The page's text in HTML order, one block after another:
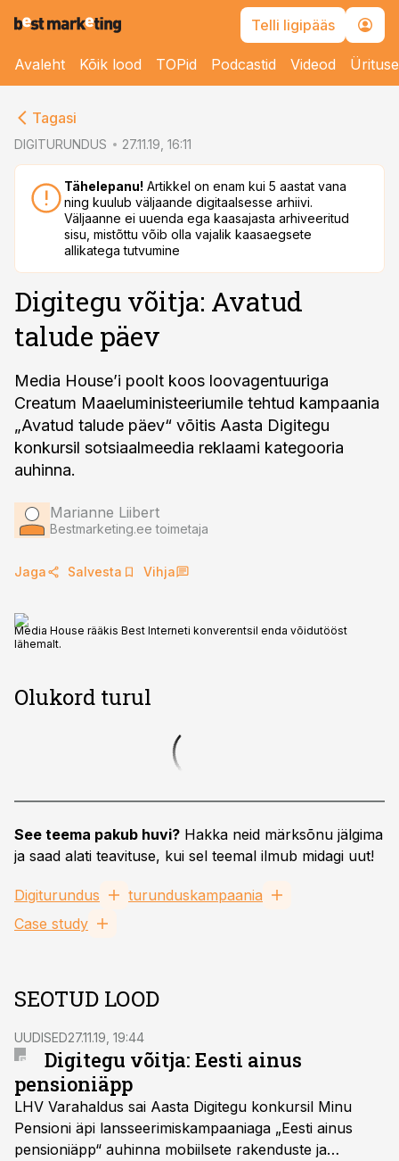
Telli ligipääs
Avaleht Kõik lood TOPid Podcastid Videod
Tagasi
DIGITURUNDUS 27.11.19, 16:11
Tähelepanu! Artikkel on enam kui 5 aastat vana
ning kuulub väljaande digitaalsesse arhiivi.
Väljaanne ei uuenda ega kaasajasta arhiveeritud
sisu, mistõttu võib olla vajalik kaasaegsete
allikatega tutvumine
Digitegu võitja: Avatud
talude päev
Media House’i poolt koos loovagentuuriga
Creatum Maaeluministeeriumile tehtud kampaania
„Avatud talude päev“ võitis Aasta Digitegu
konkursil sotsiaalmeedia reklaami kategooria
auhinna.
Marianne Liibert
Bestmarketing.ee toimetaja
Jaga Salvesta Vihja
Media House rääkis Best Interneti konverentsil enda võidutööst
lähemalt.
Olukord turul
See teema pakub huvi? Hakka neid märksõnu jälgima
ja saad alati teavituse, kui sel teemal ilmub midagi uut!
Digiturundus
turunduskampaania
Case study
SEOTUD LOOD
UUDISED27.11.19, 19:44
Digitegu võitja: Eesti ainus
pensioniäpp
LHV Varahaldus sai Aasta Digitegu konkursil Minu
Pensioni äpi lansseerimiskampaaniaga „Eesti ainus
pensioniäpp“ auhinna mobiilsete rakenduste ja